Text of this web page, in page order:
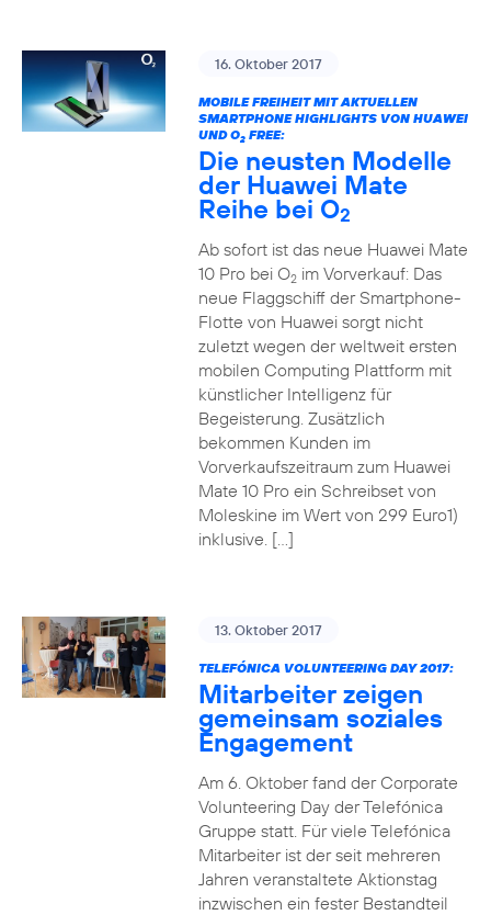
16. Oktober 2017
MOBILE FREIHEIT MIT AKTUELLEN
SMARTPHONE HIGHLIGHTS VON HUAWEI
UND O2FREE:
Die neusten Modelle
der Huawei Mate
Reihe bei O2
Ab sofort ist das neue Huawei Mate
10 Pro bei O2im Vorverkauf: Das
neue Flaggschiff der Smartphone-
Flotte von Huawei sorgt nicht
zuletzt wegen der weltweit ersten
mobilen Computing Plattform mit
künstlicher Intelligenz für
Begeisterung. Zusätzlich
bekommen Kunden im
Vorverkaufszeitraum zum Huawei
Mate 10 Pro ein Schreibset von
Moleskine im Wert von 299 Euro1)
inklusive. […]
13. Oktober 2017
TELEFÓNICA VOLUNTEERING DAY 2017:
Mitarbeiter zeigen
gemeinsam soziales
Engagement
Am 6. Oktober fand der Corporate
Volunteering Day der Telefónica
Gruppe statt. Für viele Telefónica
Mitarbeiter ist der seit mehreren
Jahren veranstaltete Aktionstag
inzwischen ein fester Bestandteil